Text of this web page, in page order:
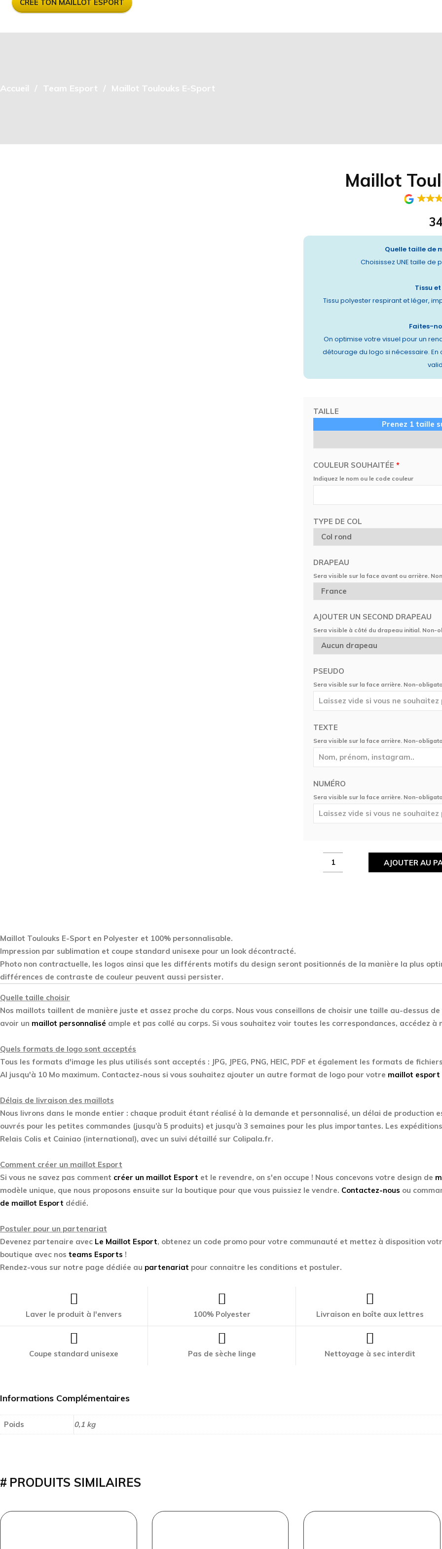
CRÉE TON MAILLOT ESPORT
Accueil Team Esport Maillot Toulouks E-Sport
Maillot
Quelle taille de
Choisissez UNE taille de
Tissu
Tissu polyester respirant et léger,
Faites-
On optimise votre visuel pour un
détourage du logo si nécessaire.
TAILLE
Prenez 1 taille
COULEUR SOUHAITÉE *
Indiquez le nom ou le code couleur
TYPE DE COL
DRAPEAU
Sera visible sur la face avant ou arrière.
AJOUTER UN SECOND DRAPEAU
Sera visible à côté du drapeau initial. Non-
PSEUDO
Sera visible sur la face arrière. Non-
TEXTE
Sera visible sur la face arrière. Non-
NUMÉRO
Sera visible sur la face arrière. Non-
Maillot
Toulouks
AJOUTER AU
Maillot Toulouks E-Sport en Polyester et 100% personnalisable.
Impression par sublimation et coupe standard unisexe pour un look décontracté.
Photo non contractuelle, les logos ainsi que les différents motifs du design seront positionnés de la manière la plus
différences de contraste de couleur peuvent aussi persister.
Quelle taille choisir
Nos maillots taillent de manière juste et assez proche du corps. Nous vous conseillons de choisir une taille au-dessus
avoir un maillot personnalisé ample et pas collé au corps. Si vous souhaitez voir toutes les correspondances, accédez à
Quels formats de logo sont acceptés
Tous les formats d'image les plus utilisés sont acceptés : JPG, JPEG, PNG, HEIC, PDF et également les formats de
AI jusqu'à 10 Mo maximum. Contactez-nous si vous souhaitez ajouter un autre format de logo pour votre maillot esport
Délais de livraison des maillots
Nous livrons dans le monde entier : chaque produit étant réalisé à la demande et personnalisé, un délai de production
ouvrés pour les petites commandes (jusqu’à 5 produits) et jusqu’à 3 semaines pour les plus importantes. Les
Relais Colis et Cainiao (international), avec un suivi détaillé sur Colipala.fr.
Comment créer un maillot Esport
Si vous ne savez pas comment créer un maillot Esport et le revendre, on s'en occupe ! Nous concevons votre design de
modèle unique, que nous proposons ensuite sur la boutique pour que vous puissiez le vendre. Contactez-nous ou
de maillot Esport dédié.
Postuler pour un partenariat
Devenez partenaire avec Le Maillot Esport, obtenez un code promo pour votre communauté et mettez à disposition
boutique avec nos teams Esports !
Rendez-vous sur notre page dédiée au partenariat pour connaitre les conditions et postuler.
Laver le produit à l'envers 100% Polyester Livraison en boîte aux lettres
Coupe standard unisexe Pas de sèche linge Nettoyage à sec interdit
Informations Complémentaires
Poids 0,1 kg
PRODUITS SIMILAIRES